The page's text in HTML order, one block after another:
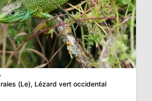
(Le), Lézard vert occidental